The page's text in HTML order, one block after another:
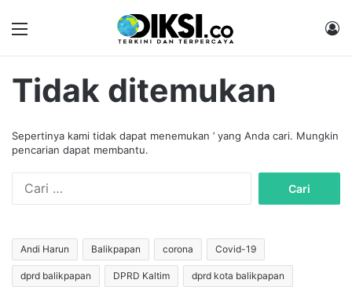
Tidak ditemukan
Sepertinya kami tidak dapat menemukan ’ yang Anda cari. Mungkin
pencarian dapat membantu.
u
n
t
Andi Harun Balikpapan corona Covid-19
dprd balikpapan DPRD Kaltim dprd kota balikpapan